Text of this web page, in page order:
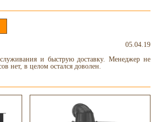
05.04.19
и быструю доставку. Менеджер не
нет, в целом остался доволен.